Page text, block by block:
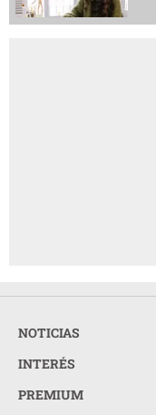
NOTICIAS
INTERÉS
PREMIUM